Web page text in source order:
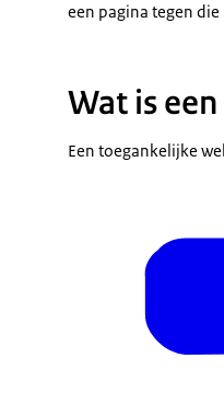
een pagina tegen
Wat is
Een toegankelijke